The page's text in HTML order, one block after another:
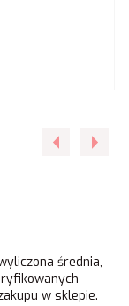
średnia,
w sklepie.